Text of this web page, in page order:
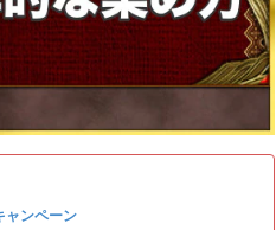
ャンペーン